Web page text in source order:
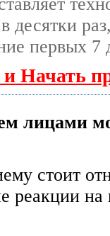
десятки
первых 7
и Начать
лицами
стоит
на